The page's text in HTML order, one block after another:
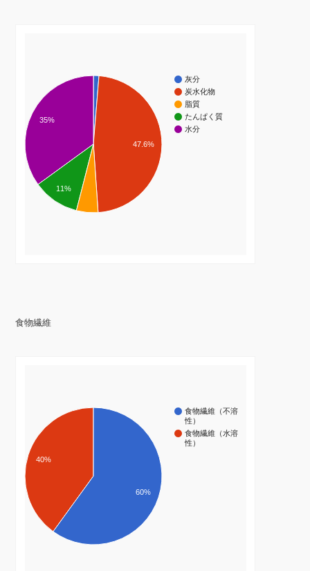
灰分
炭水化物
脂質
たんぱく質
水分
47.6%
35%
11%
食物繊維
食物繊維（不溶
性）
食物繊維（水溶
性）
40%
60%